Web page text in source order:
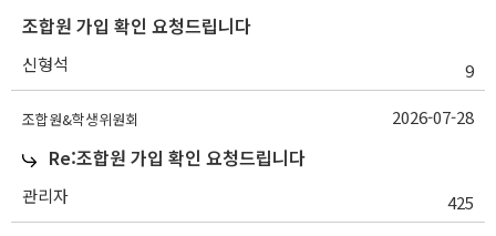
조합원 가입 확인 요청드립니다
신형석 9
조합원&학생위원회
Re:조합원 가입 확인 요청드립니다
관리자 425
2026-07-28